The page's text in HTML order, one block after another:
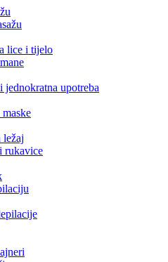
lice i tijelo
jednokratna upotreba
ležaj
rukavice